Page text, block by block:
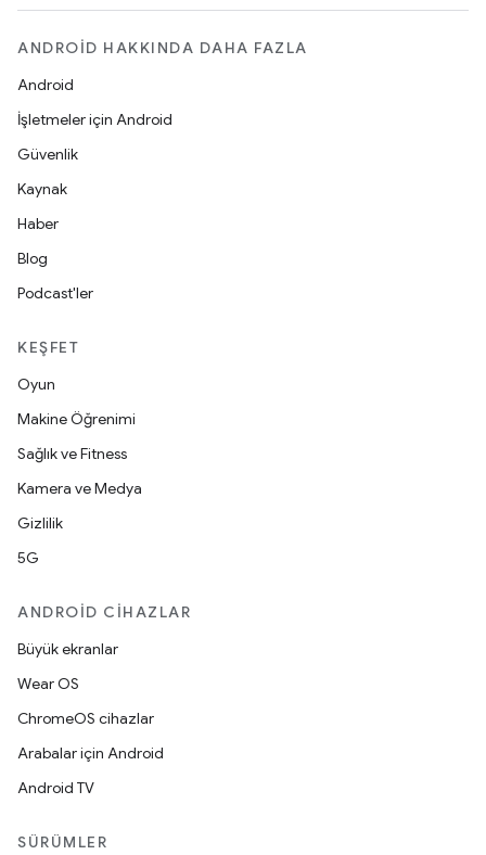
ANDROID HAKKINDA DAHA FAZLA
Android
İşletmeler için Android
Güvenlik
Kaynak
Haber
Blog
Podcast'ler
KEŞFET
Oyun
Makine Öğrenimi
Sağlık ve Fitness
Kamera ve Medya
Gizlilik
5G
ANDROID CIHAZLAR
Büyük ekranlar
Wear OS
ChromeOS cihazlar
Arabalar için Android
Android TV
SÜRÜMLER